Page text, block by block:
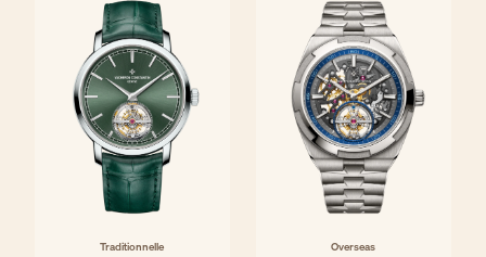
Traditionnelle Overseas